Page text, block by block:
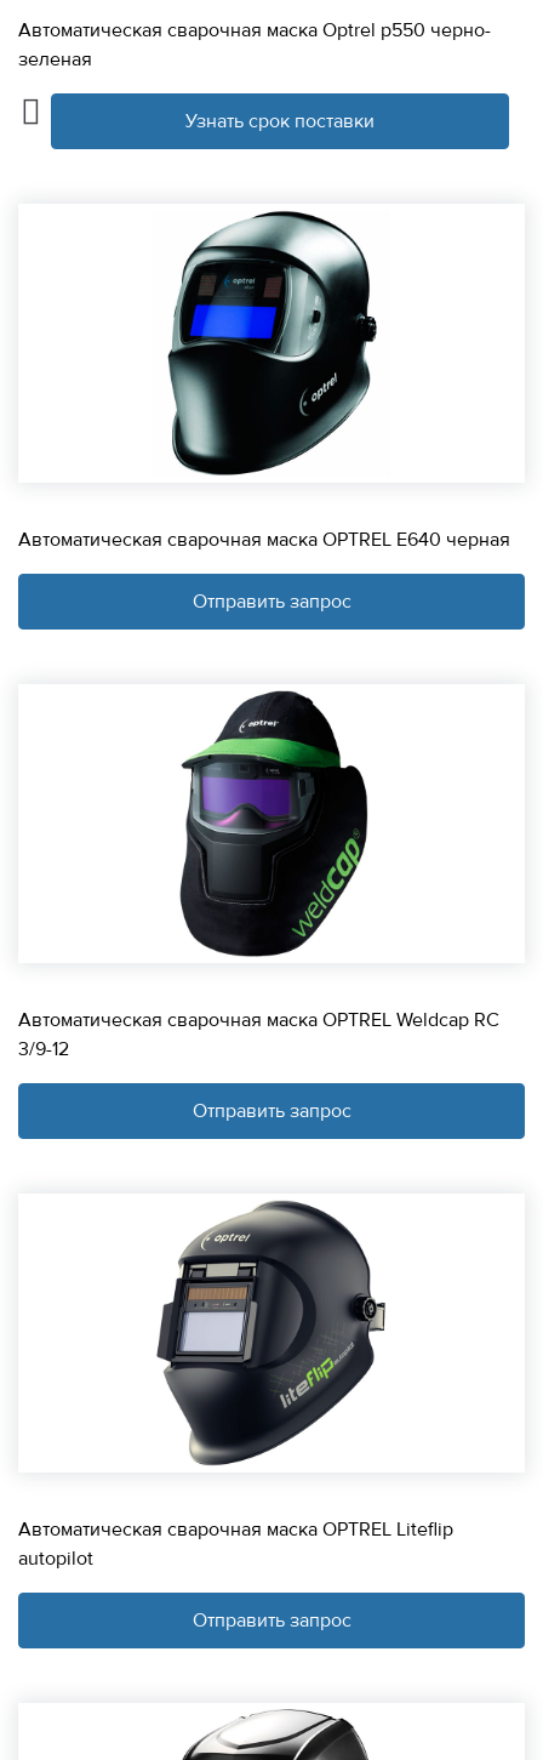
Автоматическая сварочная маска Optrel p550 черно-
зеленая
Узнать срок поставки
Автоматическая сварочная маска OPTREL E640 черная
Отправить запрос
Автоматическая сварочная маска OPTREL Weldcap RC
3/9-12
Отправить запрос
Автоматическая сварочная маска OPTREL Liteflip
autopilot
Отправить запрос